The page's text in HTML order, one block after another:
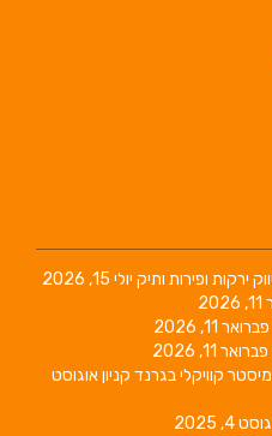
ירקות ופירות ותיק יולי 15, 2026
פברואר 11, 2026
פברואר 11, 2026
קוויקלי בגרנד קניוןאוגוסט
4, 2025